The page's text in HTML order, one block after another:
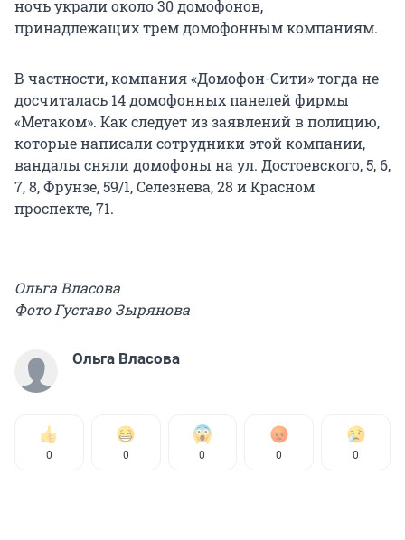
ночь украли около 30 домофонов,
принадлежащих трем домофонным компаниям.
В частности, компания «Домофон-Сити» тогда не
досчиталась 14 домофонных панелей фирмы
«Метаком». Как следует из заявлений в полицию,
которые написали сотрудники этой компании,
вандалы сняли домофоны на ул. Достоевского, 5, 6,
7, 8, Фрунзе, 59/1, Селезнева, 28 и Красном
проспекте, 71.
Ольга Власова
Фото Густаво Зырянова
Ольга Власова
0 0 0 0 0